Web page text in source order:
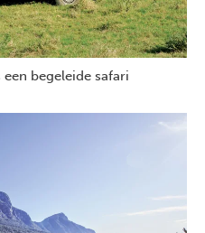
begeleide safari